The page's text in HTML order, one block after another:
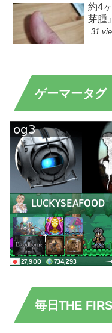
約4
芽腫
31
ゲーマータグ
毎日THE